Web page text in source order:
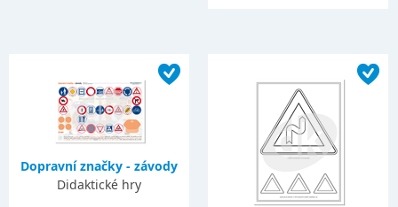
Dopravní značky - závody
Didaktické hry